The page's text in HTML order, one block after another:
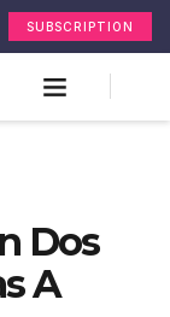
SUBSCRIPTION
Dos
A